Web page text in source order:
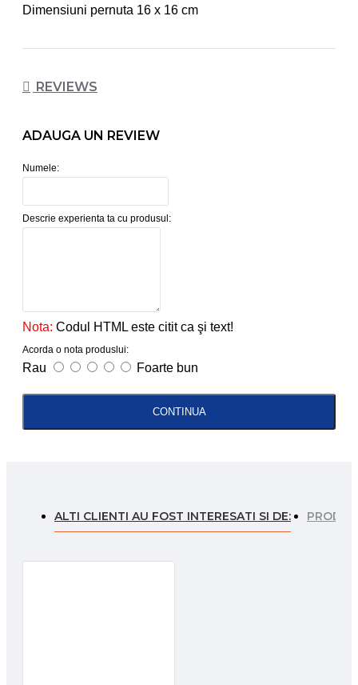
Dimensiuni pernuta 16 x 16 cm
REVIEWS
ADAUGA UN REVIEW
Numele:
Descrie experienta ta cu produsul:
Nota: Codul HTML este citit ca şi text!
Acorda o nota produslui:
Rau Foarte bun
CONTINUA
ALTI CLIENTI AU FOST INTERESATI SI DE: